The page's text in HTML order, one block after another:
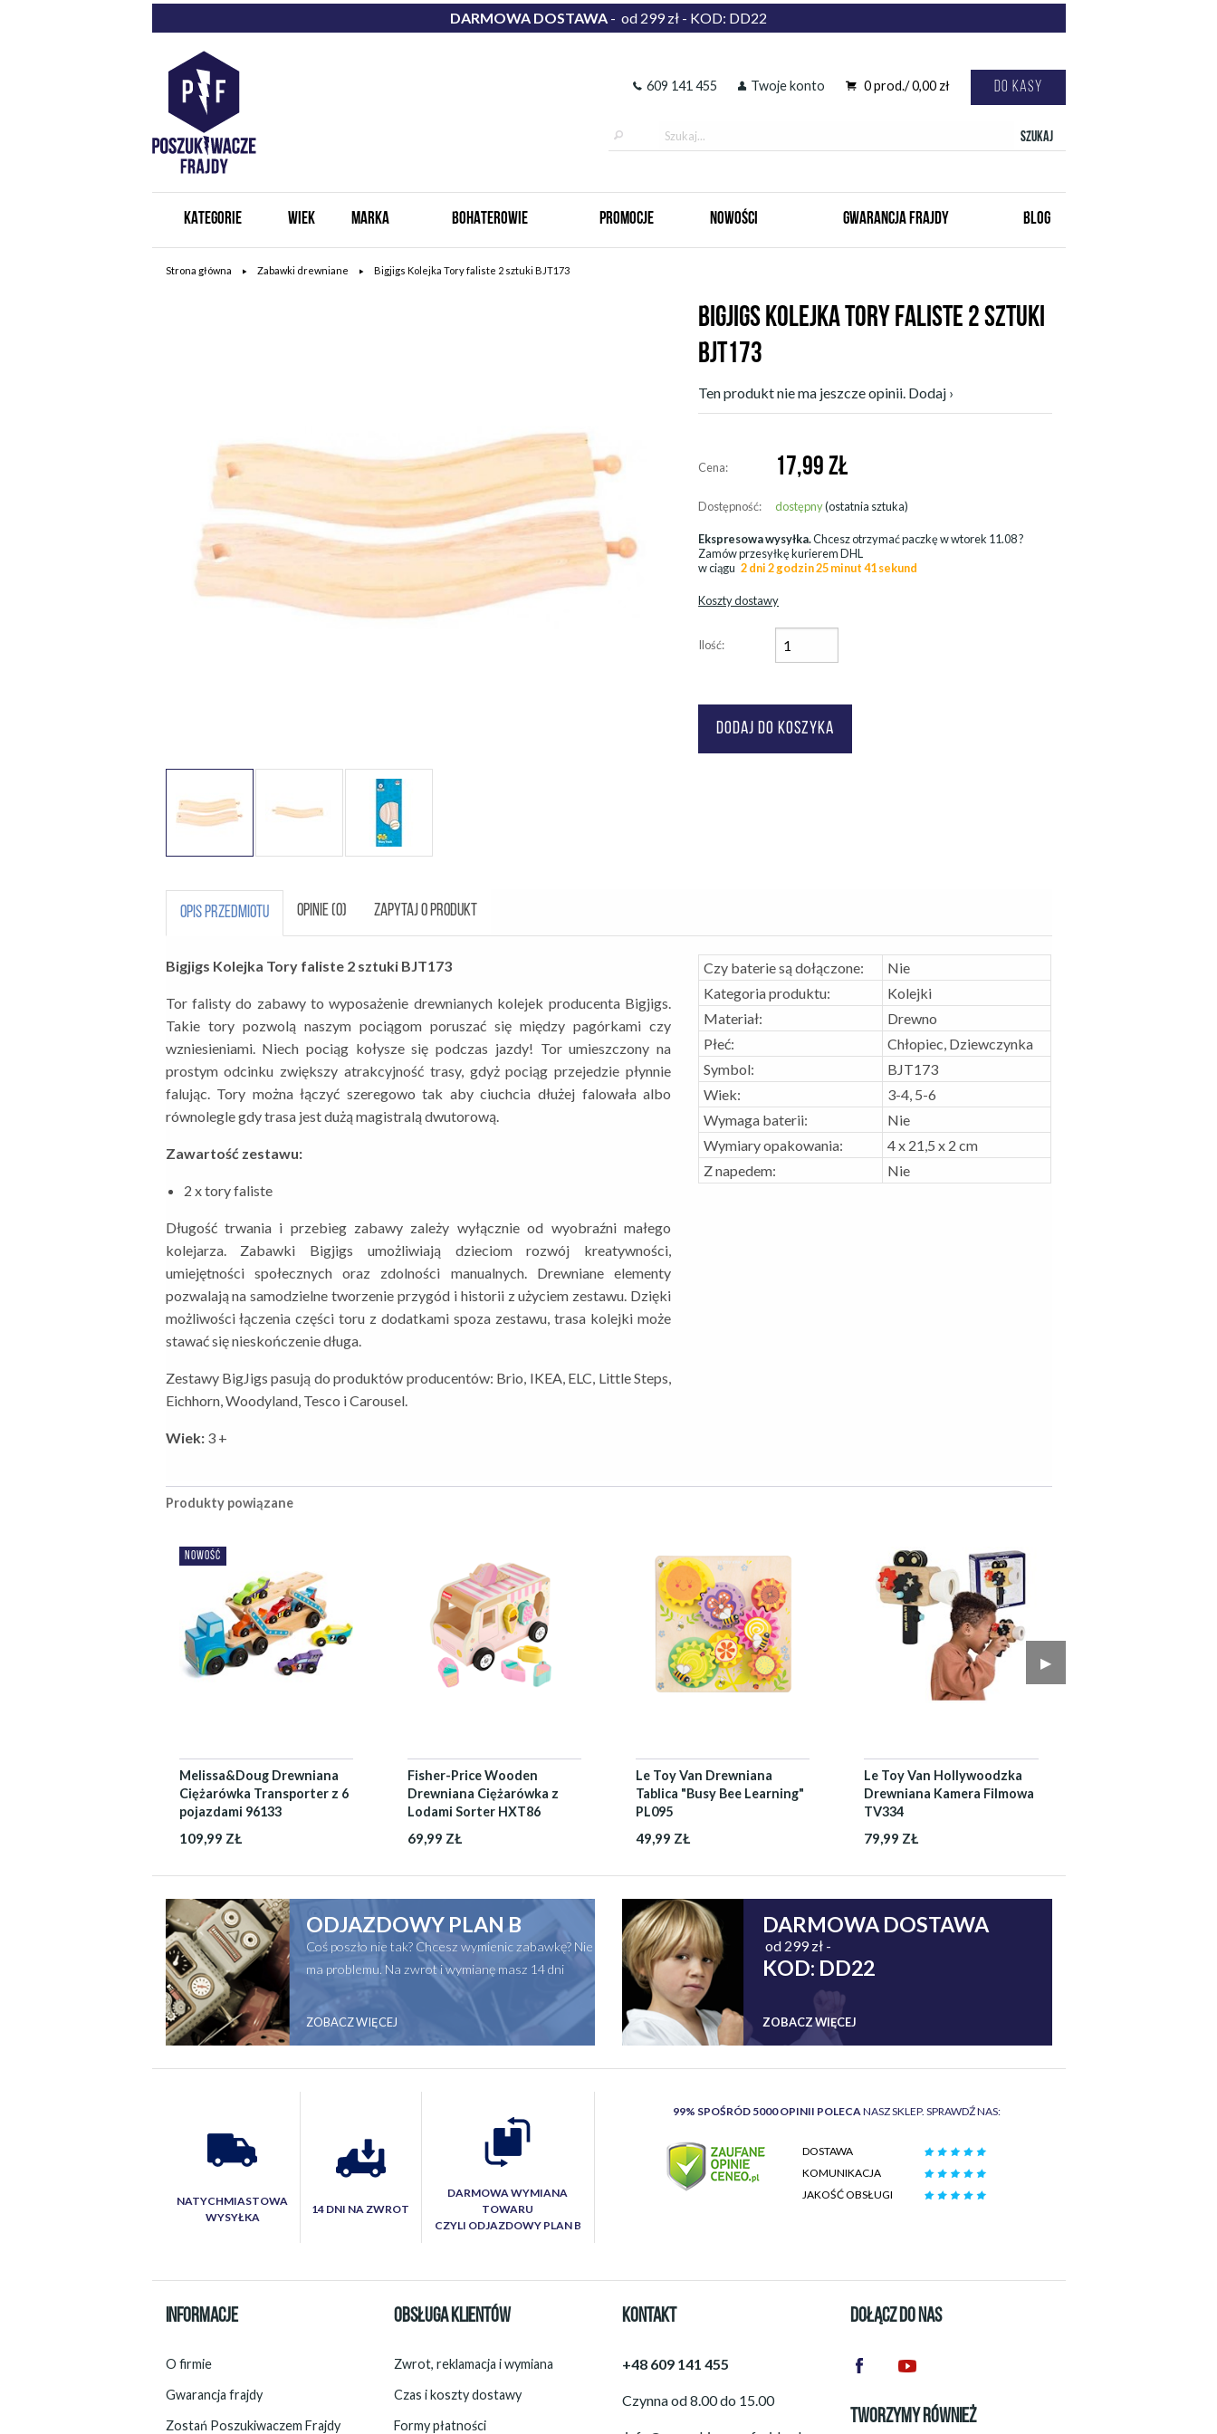
DARMOWA DOSTAWA - od 299 zł - KOD: DD22
609 141 455 Twoje konto 0 prod./0,00 zł Do kasy
Szukaj
KATEGORIE WIEK MARKA BOHATEROWIE PROMOCJE NOWOŚCI GWARANCJA FRAJDY BLOG
Strona główna Zabawki drewniane Bigjigs Kolejka Tory faliste 2 sztuki BJT173
BIGJIGS KOLEJKA TORY FALISTE 2 SZTUKI
BJT173
Ten produkt nie ma jeszcze opinii. Dodaj ›
Cena: 17,99 ZŁ
Dostępność: dostępny(ostatnia sztuka)
Ekspresowa wysyłka.Chcesz otrzymać paczkę wwtorek 11.08?
Zamów przesyłkę kurierem DHL
w ciągu 2 dni 2 godzin 25 minut 39 sekund
Koszty dostawy
Ilość:
OPIS PRZEDMIOTU OPINIE (0) ZAPYTAJ O PRODUKT
Bigjigs Kolejka Tory faliste 2 sztuki BJT173
Tor falisty do zabawy to wyposażenie drewnianych kolejek producenta Bigjigs.
Takie tory pozwolą naszym pociągom poruszać się między pagórkami czy
wzniesieniami. Niech pociąg kołysze się podczas jazdy! Tor umieszczony na
prostym odcinku zwiększy atrakcyjność trasy, gdyż pociąg przejedzie płynnie
falując. Tory można łączyć szeregowo tak aby ciuchcia dłużej falowała albo
równolegle gdy trasa jest dużą magistralą dwutorową.
Zawartość zestawu:
2 x tory faliste
Długość trwania i przebieg zabawy zależy wyłącznie od wyobraźni małego
kolejarza. Zabawki Bigjigs umożliwiają dzieciom rozwój kreatywności,
umiejętności społecznych oraz zdolności manualnych. Drewniane elementy
pozwalają na samodzielne tworzenie przygód i historii z użyciem zestawu. Dzięki
możliwości łączenia części toru z dodatkami spoza zestawu, trasa kolejki może
stawać się nieskończenie długa.
Zestawy BigJigs pasują do produktów producentów: Brio, IKEA, ELC, Little Steps,
Eichhorn, Woodyland, Tesco i Carousel.
Wiek:3 +
Czy baterie są dołączone:
Nie
Kategoria produktu:
Kolejki
Materiał:
Drewno
Płeć:
Chłopiec, Dziewczynka
Symbol:
BJT173
Wiek:
3-4, 5-6
Wymaga baterii:
Nie
Wymiary opakowania:
4 x 21,5 x 2 cm
Z napedem:
Nie
Produkty powiązane
▶︎
NOWOŚĆ
Melissa&Doug Drewniana
Ciężarówka Transporter z 6
pojazdami 96133
109,99 ZŁ
Fisher-Price Wooden
Drewniana Ciężarówka z
Lodami Sorter HXT86
69,99 ZŁ
Le Toy Van Drewniana
Tablica "Busy Bee Learning"
PL095
49,99 ZŁ
Le Toy Van Hollywoodzka
Drewniana Kamera Filmowa
TV334
79,99 ZŁ
ODJAZDOWY PLAN B
Coś poszło nie tak? Chcesz wymienic zabawkę? Nie
ma problemu. Na zwrot i wymianę masz 14 dni
ZOBACZ WIĘCEJ
DARMOWA DOSTAWA
od 299 zł -
KOD: DD22
ZOBACZ WIĘCEJ
NATYCHMIASTOWA
WYSYŁKA
14 DNI NA ZWROT
DARMOWA WYMIANA
TOWARU
CZYLI ODJAZDOWY PLAN B
99% SPOŚRÓD 5000 OPINII POLECA NASZ SKLEP. SPRAWDŹ NAS:
DOSTAWA
KOMUNIKACJA
JAKOŚĆ OBSŁUGI
INFORMACJE
O firmie
Gwarancja frajdy
Zostań Poszukiwaczem Frajdy
OBSŁUGA KLIENTÓW
Zwrot, reklamacja i wymiana
Czas i koszty dostawy
Formy płatności
KONTAKT
+48 609 141 455
Czynna od 8.00 do 15.00
DOŁĄCZ DO NAS
TWORZYMY RÓWNIEŻ